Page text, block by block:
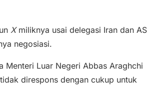
X miliknya usai delegasi Iran dan AS
negosiasi.
Menteri Luar Negeri Abbas Araghchi
direspons dengan cukup untuk